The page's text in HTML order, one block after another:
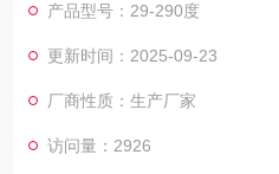
产品型号：29-290度
更新时间：2025-09-23
厂商性质：生产厂家
访问量：2926